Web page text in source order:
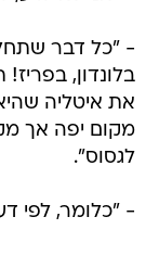
- "כל דבר
בלונדון,
את איטליה
מקום יפה אך
לגסוס".
- "כלומר, לפי